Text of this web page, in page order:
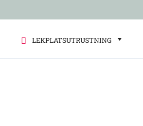
LEKPLATSUTRUSTNING